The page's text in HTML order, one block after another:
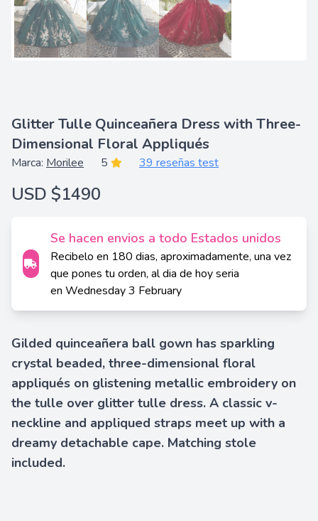
Glitter Tulle Quinceañera Dress with Three-
Dimensional Floral Appliqués
Marca: Morilee 5 39 reseñas test
USD $1490
Se hacen envios a todo Estados unidos
Recibelo en 180 dias, aproximadamente, una vez
que pones tu orden, al dia de hoy seria
en Wednesday 3 February
Gilded quinceañera ball gown has sparkling
crystal beaded, three-dimensional floral
appliqués on glistening metallic embroidery on
the tulle over glitter tulle dress. A classic v-
neckline and appliqued straps meet up with a
dreamy detachable cape. Matching stole
included.